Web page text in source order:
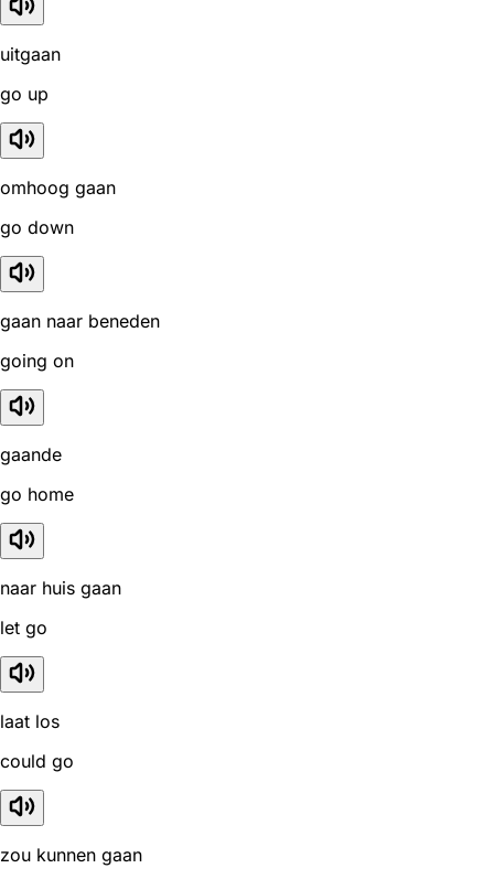
uitgaan
go up
omhoog gaan
go down
gaan naar beneden
going on
gaande
go home
naar huis gaan
let go
laat los
could go
zou kunnen gaan